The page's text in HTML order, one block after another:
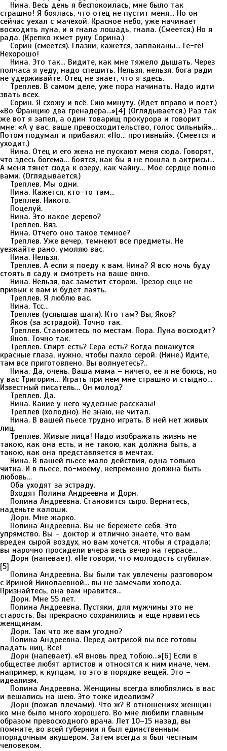
Нина. Весь день я беспокоилась, мне было так
страшно! Я боялась, что отец не пустит меня… Но он
сейчас уехал с мачехой. Красное небо, уже начинает
восходить луна, и я гнала лошадь, гнала. (Смеется.) Но я
рада. (Крепко жмет руку Сорина.)
Сорин (смеется). Глазки, кажется, заплаканы… Ге-ге!
Нехорошо!
Нина. Это так… Видите, как мне тяжело дышать. Через
полчаса я уеду, надо спешить. Нельзя, нельзя, бога ради
не удерживайте. Отец не знает, что я здесь.
Треплев. В самом деле, уже пора начинать. Надо идти
звать всех.
Сорин. Я схожу и всё. Сию минуту. (Идет вправо и поет.)
«Во Францию два гренадера…»[4] (Оглядывается.) Раз так
же вот я запел, а один товарищ прокурора и говорит
мне: «А у вас, ваше превосходительство, голос сильный»…
Потом подумал и прибавил: «Но… противный». (Смеется и
уходит.)
Нина. Отец и его жена не пускают меня сюда. Говорят,
что здесь богема… боятся, как бы я не пошла в актрисы…
А меня тянет сюда к озеру, как чайку… Мое сердце полно
вами. (Оглядывается.)
Треплев. Мы одни.
Нина. Кажется, кто-то там…
Треплев. Никого.
Поцелуй.
Нина. Это какое дерево?
Треплев. Вяз.
Нина. Отчего оно такое темное?
Треплев. Уже вечер, темнеют все предметы. Не
уезжайте рано, умоляю вас.
Нина. Нельзя.
Треплев. А если я поеду к вам, Нина? Я всю ночь буду
стоять в саду и смотреть на ваше окно.
Нина. Нельзя, вас заметит сторож. Трезор еще не
привык к вам и будет лаять.
Треплев. Я люблю вас.
Нина. Тсс…
Треплев (услышав шаги). Кто там? Вы, Яков?
Яков (за эстрадой). Точно так.
Треплев. Становитесь по местам. Пора. Луна восходит?
Яков. Точно так.
Треплев. Спирт есть? Сера есть? Когда покажутся
красные глаза, нужно, чтобы пахло серой. (Нине.) Идите,
там все приготовлено. Вы волнуетесь?..
Нина. Да, очень. Ваша мама – ничего, ее я не боюсь, но
у вас Тригорин… Играть при нем мне страшно и стыдно…
Известный писатель… Он молод?
Треплев. Да.
Нина. Какие у него чудесные рассказы!
Треплев (холодно). Не знаю, не читал.
Нина. В вашей пьесе трудно играть. В ней нет живых
лиц.
Треплев. Живые лица! Надо изображать жизнь не
такою, как она есть, и не такою, как должна быть, а
такою, как она представляется в мечтах.
Нина. В вашей пьесе мало действия, одна только
читка. И в пьесе, по-моему, непременно должна быть
любовь…
Оба уходят за эстраду.
Входят Полина Андреевна и Дорн.
Полина Андреевна. Становится сыро. Вернитесь,
наденьте калоши.
Дорн. Мне жарко.
Полина Андреевна. Вы не бережете себя. Это
упрямство. Вы – доктор и отлично знаете, что вам
вреден сырой воздух, но вам хочется, чтобы я страдала;
вы нарочно просидели вчера весь вечер на террасе…
Дорн (напевает). «Не говори, что молодость сгубила».
[5]
Полина Андреевна. Вы были так увлечены разговором
с Ириной Николаевной… вы не замечали холода.
Признайтесь, она вам нравится…
Дорн. Мне 55 лет.
Полина Андреевна. Пустяки, для мужчины это не
старость. Вы прекрасно сохранились и еще нравитесь
женщинам.
Дорн. Так что же вам угодно?
Полина Андреевна. Перед актрисой вы все готовы
падать ниц. Все!
Дорн (напевает). «Я вновь пред тобою…»[6] Если в
обществе любят артистов и относятся к ним иначе, чем,
например, к купцам, то это в порядке вещей. Это –
идеализм.
Полина Андреевна. Женщины всегда влюблялись в вас
и вешались на шею. Это тоже идеализм?
Дорн (пожав плечами). Что ж? В отношениях женщин
ко мне было много хорошего. Во мне любили главным
образом превосходного врача. Лет 10–15 назад, вы
помните, во всей губернии я был единственным
порядочным акушером. Затем всегда я был честным
человеком.